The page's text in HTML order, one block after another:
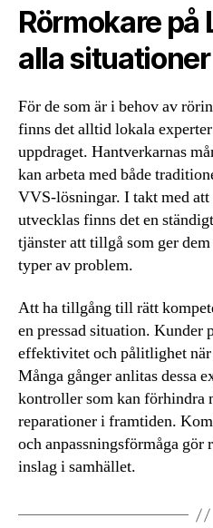
Rörmokare på
alla situationer
För de som är i behov av
finns det alltid lokala
uppdraget. Hantverkarnas
kan arbeta med både
VVS-lösningar. I takt med
utvecklas finns det en
tjänster att tillgå som ger
typer av problem.
Att ha tillgång till rätt
en pressad situation. Kunder
effektivitet och pålitlighet
Många gånger anlitas dessa
kontroller som kan förhindra
reparationer i framtiden.
och anpassningsförmåga
inslag i samhället.